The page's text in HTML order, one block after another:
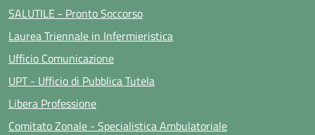
SALUTILE - Pronto Soccorso
Laurea Triennale in Infermieristica
Ufficio Comunicazione
UPT - Ufficio di Pubblica Tutela
Libera Professione
Comitato Zonale - Specialistica Ambulatoriale